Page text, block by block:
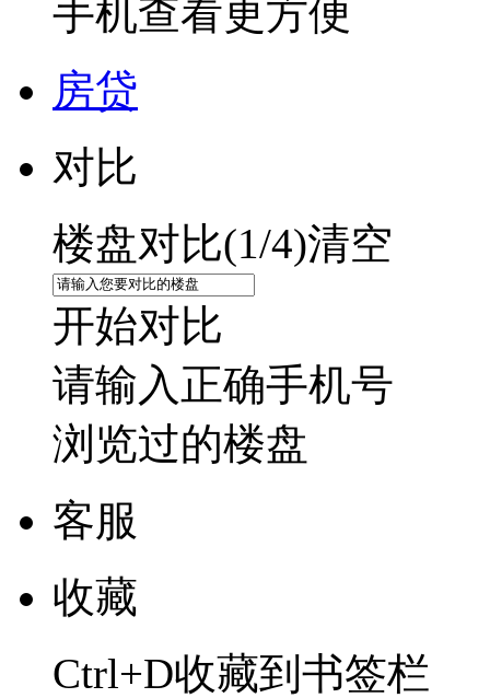
手机查看更方便
房贷
对比
楼盘对比(1/4)清空
开始对比
请输入正确手机号
浏览过的楼盘
客服
收藏
Ctrl+D收藏到书签栏